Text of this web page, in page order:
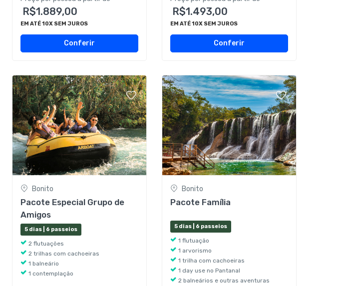
R$1.889,00
EM ATÉ 10X SEM JUROS
Conferir
R$1.493,00
EM ATÉ 10X SEM JUROS
Conferir
Bonito
Pacote Especial Grupo de
Amigos
5 dias | 6 passeios
2 flutuações
2 trilhas com cachoeiras
1 balneário
1 contemplação
Bonito
Pacote Família
5 dias | 6 passeios
1 flutuação
1 arvorismo
1 trilha com cachoeiras
1 day use no Pantanal
2 balneários e outras aventuras